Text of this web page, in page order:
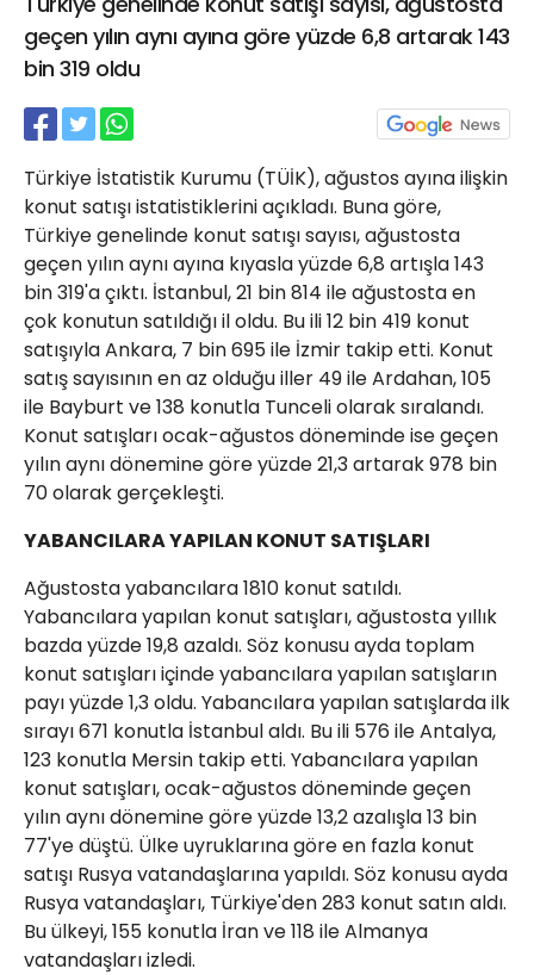
geçen yılın aynı ayına göre yüzde 6,8 artarak 143
bin 319 oldu
Türkiye İstatistik Kurumu (TÜİK), ağustos ayına ilişkin
konut satışı istatistiklerini açıkladı. Buna göre,
Türkiye genelinde konut satışı sayısı, ağustosta
geçen yılın aynı ayına kıyasla yüzde 6,8 artışla 143
bin 319'a çıktı. İstanbul, 21 bin 814 ile ağustosta en
çok konutun satıldığı il oldu. Bu ili 12 bin 419 konut
satışıyla Ankara, 7 bin 695 ile İzmir takip etti. Konut
satış sayısının en az olduğu iller 49 ile Ardahan, 105
ile Bayburt ve 138 konutla Tunceli olarak sıralandı.
Konut satışları ocak-ağustos döneminde ise geçen
yılın aynı dönemine göre yüzde 21,3 artarak 978 bin
70 olarak gerçekleşti.
YABANCILARA YAPILAN KONUT SATIŞLARI
Ağustosta yabancılara 1810 konut satıldı.
Yabancılara yapılan konut satışları, ağustosta yıllık
bazda yüzde 19,8 azaldı. Söz konusu ayda toplam
konut satışları içinde yabancılara yapılan satışların
payı yüzde 1,3 oldu. Yabancılara yapılan satışlarda ilk
sırayı 671 konutla İstanbul aldı. Bu ili 576 ile Antalya,
123 konutla Mersin takip etti. Yabancılara yapılan
konut satışları, ocak-ağustos döneminde geçen
yılın aynı dönemine göre yüzde 13,2 azalışla 13 bin
77'ye düştü. Ülke uyruklarına göre en fazla konut
satışı Rusya vatandaşlarına yapıldı. Söz konusu ayda
Rusya vatandaşları, Türkiye'den 283 konut satın aldı.
Bu ülkeyi, 155 konutla İran ve 118 ile Almanya
vatandaşları izledi.
21 Gölcük
02624132333